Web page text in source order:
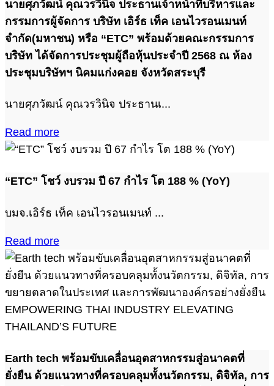
นายศุภวัฒน์ คุณวรวินิจ ประธานเจ้าหน้าที่บริหารและ
กรรมการผู้จัดการ บริษัท เอิร์ธ เท็ค เอนไวรอนเมนท์
จำกัด(มหาชน) หรือ “ETC” พร้อมด้วยคณะกรรมการ
บริษัท ได้จัดการประชุมผู้ถือหุ้นประจำปี 2568 ณ ห้อง
ประชุมบริษัทฯ นิคมแก่งคอย จังหวัดสระบุรี
นายศุภวัฒน์ คุณวรวินิจ ประธานเ...
Read more
“ETC” โชว์ งบรวม ปี 67 กำไร โต 188 % (YoY)
บมจ.เอิร์ธ เท็ค เอนไวรอนเมนท์ ...
Read more
Earth tech พร้อมขับเคลื่อนอุตสาหกรรมสู่อนาคตที่
ยั่งยืน ด้วยแนวทางที่ครอบคลุมทั้งนวัตกรรม, ดิจิทัล, การ